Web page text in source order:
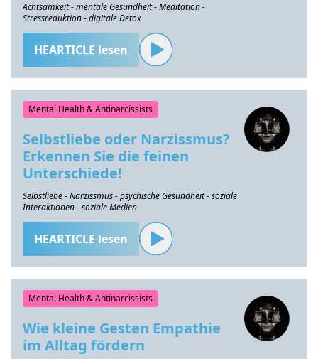
Achtsamkeit - mentale Gesundheit - Meditation -
Stressreduktion - digitale Detox
HEARTICLE lesen
Mental Health & Antinarcissists
Selbstliebe oder Narzissmus?
Erkennen Sie die feinen
Unterschiede!
Selbstliebe - Narzissmus - psychische Gesundheit - soziale
Interaktionen - soziale Medien
HEARTICLE lesen
Mental Health & Antinarcissists
Wie kleine Gesten Empathie
im Alltag fördern